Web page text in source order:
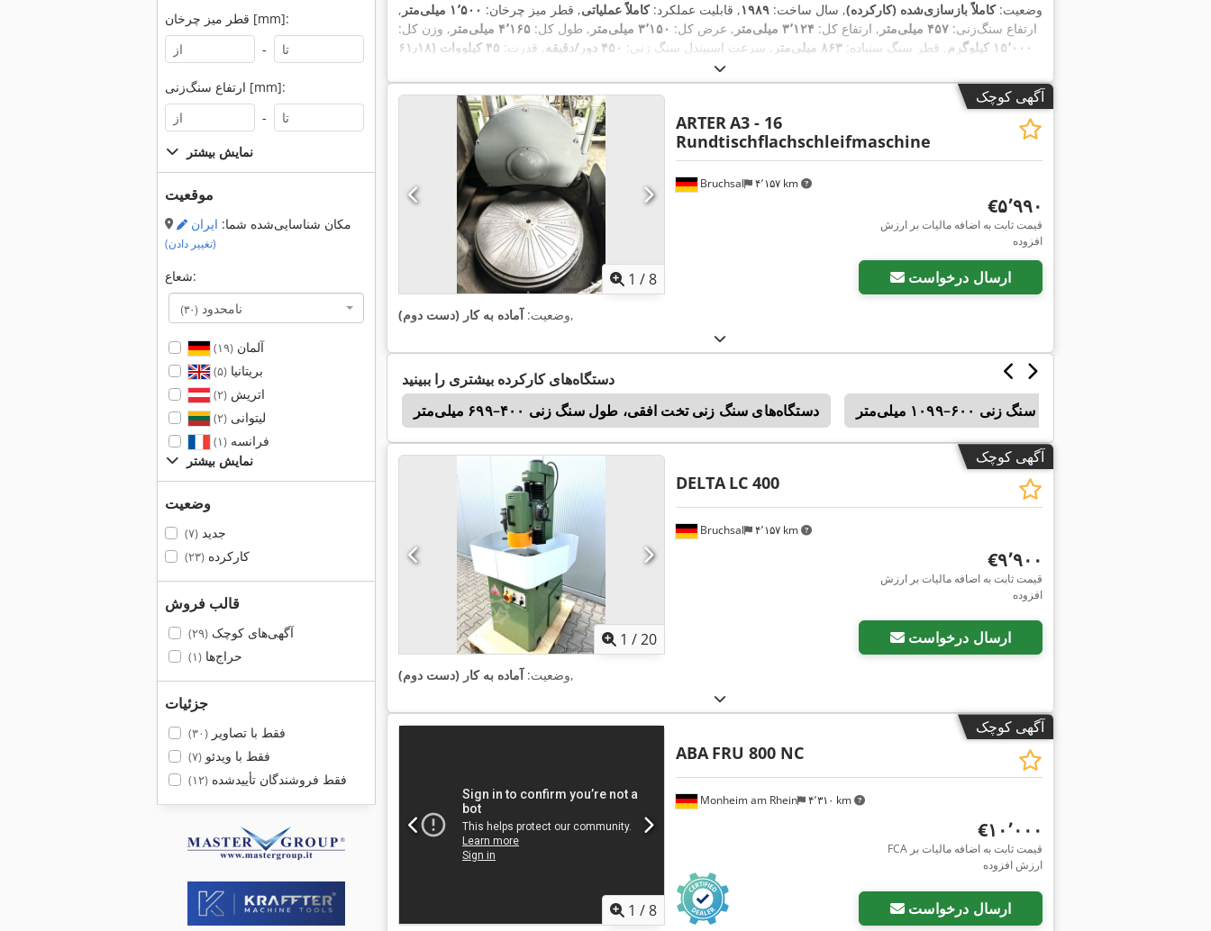
قطر میز چرخان [mm]:
-
ارتفاع سنگ‌زنی [mm]:
-
نمایش بیشتر
موقعیت
مکان شناسایی‌شده شما: ایران
(تغییر دادن)
شعاع:
نامحدود (۳۰)
آلمان(۱۹)
بریتانیا(۵)
اتریش(۲)
لیتوانی(۲)
فرانسه(۱)
نمایش بیشتر
وضعیت
جدید(۷)
کارکرده(۲۳)
قالب فروش
آگهی‌های کوچک(۲۹)
حراج‌ها(۱)
جزئیات
فقط با تصاویر(۳۰)
فقط با ویدئو(۷)
فقط فروشندگان تأییدشده(۱۲)
وضعیت:کاملاً بازسازی‌شده (کارکرده), سال ساخت: ۱۹۸۹, قابلیت عملکرد:کاملاً عملیاتی, قطر میز چرخان: ۱٬۵۰۰ میلی‌متر
,
ارتفاع سنگ‌زنی: ۴۵۷ میلی‌متر , ارتفاع کل: ۳٬۱۲۴ میلی‌متر , عرض کل: ۳٬۱۵۰ میلی‌متر , طول کل: ۴٬۱۶۵ میلی‌متر
, وزن کل:
۱۵٬۰۰۰ کیلوگرم
, قطر سنگ سنباده: ۸۶۳ میلی‌متر , سرعت اسپیندل سنگ زنی: ۴۵۰ دور/دقیقه , قدرت:
۴۵ کیلووات (۶۱٫۱۸
آگهی کوچک
1 /8
Bruchsal ۴٬۱۵۷ km
ARTERA3 - 16
Rundtischflachschleifmaschine
‎€۵٬۹۹۰
قیمت ثابت به اضافه مالیات بر ارزش
افزوده
ارسال درخواست
وضعیت: آماده به کار (دست دوم) ,
دستگاه‌های کارکرده بیشتری را ببینید
دستگاه‌های سنگ زنی تخت افقی، طول سنگ زنی ۴۰۰–۶۹۹ میلی‌متر
استوانه‌ای با طول سنگ زنی ۶۰۰–۱۰۹۹ میلی‌متر Delta Lc 400 Chevalier
آگهی کوچک
1 /20
Bruchsal ۴٬۱۵۷ km
DELTA LC 400
‎€۹٬۹۰۰
قیمت ثابت به اضافه مالیات بر ارزش
افزوده
ارسال درخواست
وضعیت: آماده به کار (دست دوم) ,
آگهی کوچک
1 /8
Monheim am Rhein ۴٬۳۱۰ km
ABA FRU 800 NC
‎€۱۰٬۰۰۰
FCA قیمت ثابت به اضافه مالیات بر
ارزش افزوده
ارسال درخواست